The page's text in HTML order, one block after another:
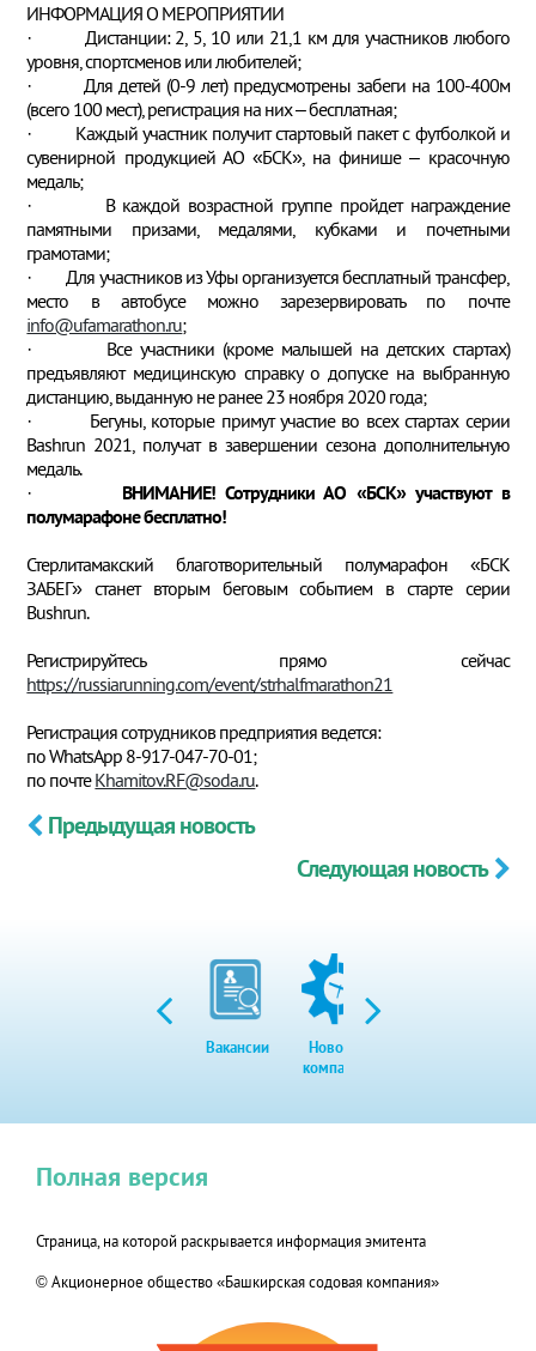
ИНФОРМАЦИЯ О МЕРОПРИЯТИИ
· Дистанции: 2, 5, 10 или 21,1 км для участников любого
уровня, спортсменов или любителей;
· Для детей (0-9 лет) предусмотрены забеги на 100-400м
(всего 100 мест), регистрация на них – бесплатная;
· Каждый участник получит стартовый пакет с футболкой и
сувенирной продукцией АО «БСК», на финише – красочную
медаль;
· В каждой возрастной группе пройдет награждение
памятными призами, медалями, кубками и почетными
грамотами;
· Для участников из Уфы организуется бесплатный трансфер,
место в автобусе можно зарезервировать по почте
info@ufamarathon.ru;
· Все участники (кроме малышей на детских стартах)
предъявляют медицинскую справку о допуске на выбранную
дистанцию, выданную не ранее 23 ноября 2020 года;
· Бегуны, которые примут участие во всех стартах серии
Bashrun 2021, получат в завершении сезона дополнительную
медаль.
· ВНИМАНИЕ! Сотрудники АО «БСК» участвуют в
полумарафоне бесплатно!
Стерлитамакский благотворительный полумарафон «БСК
ЗАБЕГ» станет вторым беговым событием в старте серии
Bushrun.
Регистрируйтесь прямо сейчас
https://russiarunning.com/event/strhalfmarathon21
Регистрация сотрудников предприятия ведется:
по WhatsApp 8-917-047-70-01;
по почтеKhamitov.RF@soda.ru.
Предыдущая новость
Следующая новость
Вакансии
Новости
компании
Страница, на которой раскрывается информация эмитента
© Акционерное общество «Башкирская содовая компания»
Полная версия